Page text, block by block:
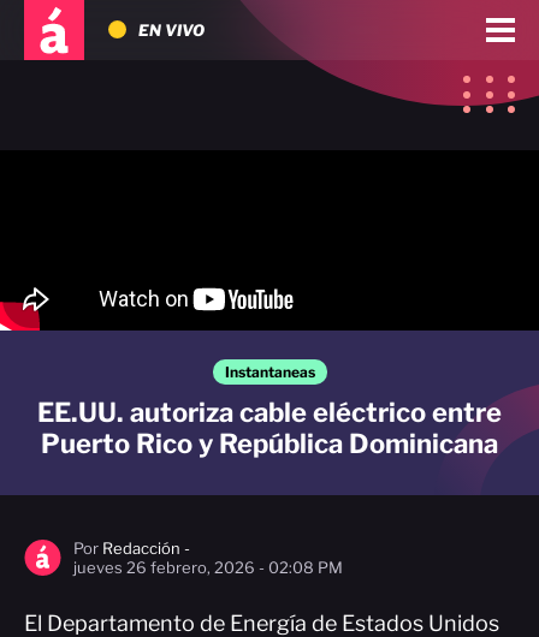
EN VIVO
Instantaneas
EE.UU. autoriza cable eléctrico entre
Puerto Rico y República Dominicana
Por Redacción -
jueves 26 febrero, 2026 - 02:08 PM
El Departamento de Energía de Estados Unidos